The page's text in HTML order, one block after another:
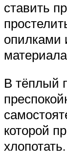
ставить
опилками
В тёплый
которой
хлопотать.